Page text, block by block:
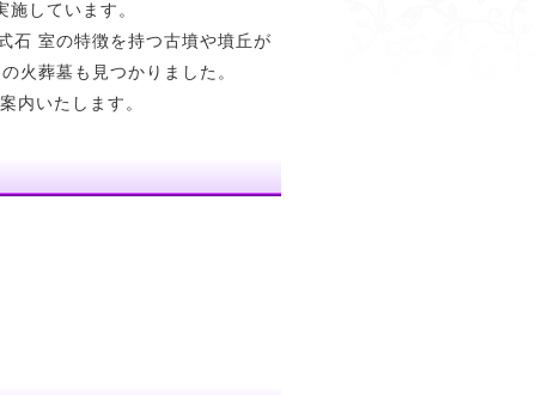
しています。
石 室の特徴を持つ古墳や墳丘が
火葬墓も見つかりました。
内いたします。